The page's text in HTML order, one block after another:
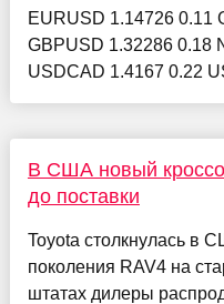
EURUSD 1.14726 0.11
GBPUSD 1.32286 0.18
USDCAD 1.4167 0.22
В США новый
до поставки
Toyota столкнулась в
поколения RAV4 на
штатах дилеры